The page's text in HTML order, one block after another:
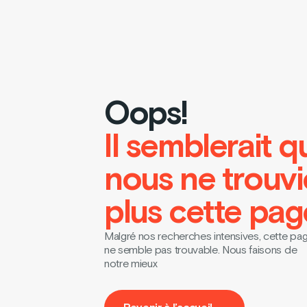
Oops!
Il semblerait
nous ne
plus cette
Malgré nos recherches intensives, cette
ne semble pas trouvable. Nous faisons de
notre mieux